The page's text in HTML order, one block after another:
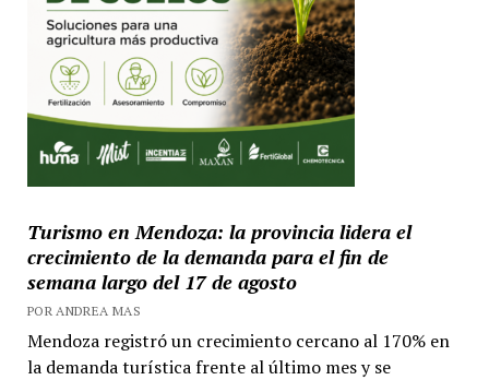
Turismo en Mendoza: la provincia lidera el
crecimiento de la demanda para el fin de
semana largo del 17 de agosto
POR ANDREA MAS
Mendoza registró un crecimiento cercano al 170% en
la demanda turística frente al último mes y se